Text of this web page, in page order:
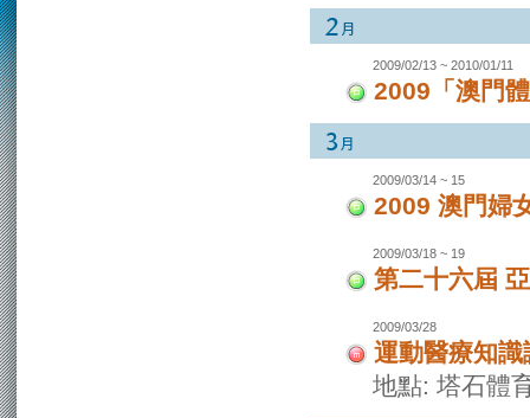
2009/02/13 ~ 2010/01/11
2009「澳門
2009/03/14 ~ 15
2009 澳門婦
2009/03/18 ~ 19
第二十六屆
2009/03/28
運動醫療知識
地點: 塔石體